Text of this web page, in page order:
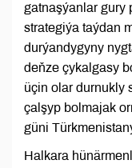
gatnaşýanlar gury
strategiýa taýdan
durýandygyny
deňze çykalgasy
üçin olar durnukly
çalşyp bolmajak
güni
Halkara